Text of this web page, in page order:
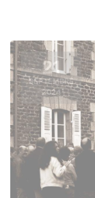
21
SEPTEMBRE
2024